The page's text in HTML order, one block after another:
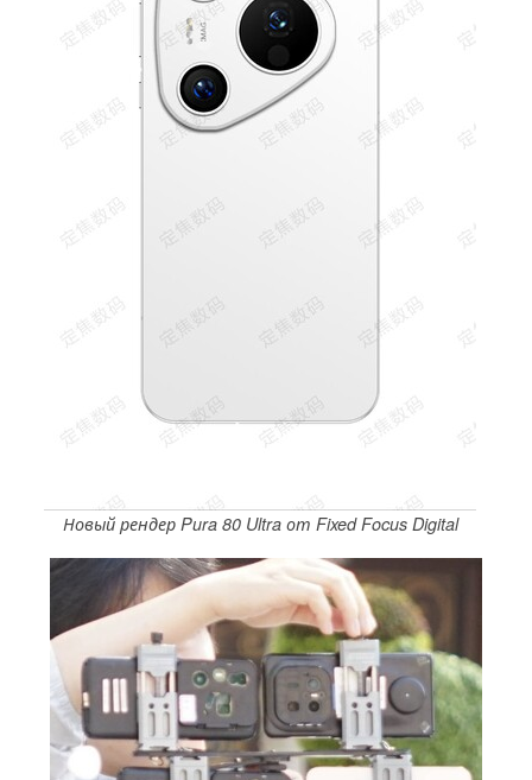
Новый рендер Pura 80 Ultra от Fixed Focus Digital